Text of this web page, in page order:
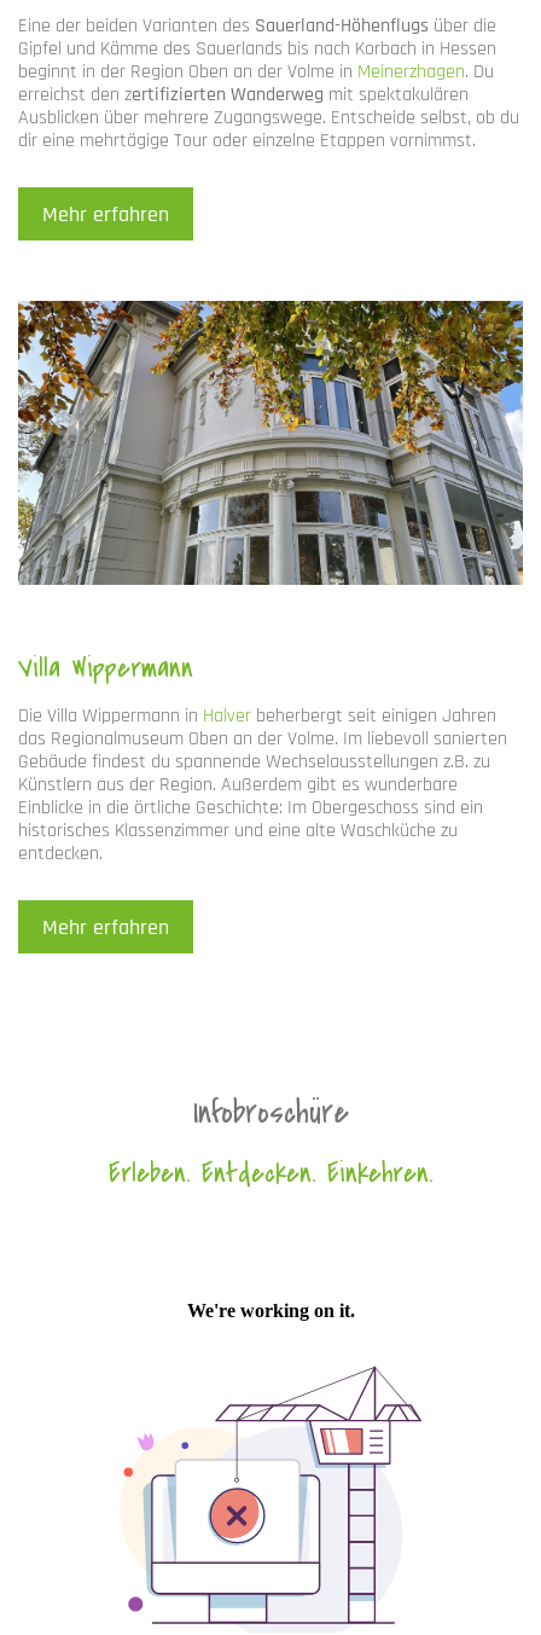
Eine der beiden Varianten des Sauerland-Höhenflugs über die
Gipfel und Kämme des Sauerlands bis nach Korbach in Hessen
beginnt in der Region Oben an der Volme in Meinerzhagen. Du
erreichst den zertifizierten Wanderweg mit spektakulären
Ausblicken über mehrere Zugangswege. Entscheide selbst, ob du
dir eine mehrtägige Tour oder einzelne Etappen vornimmst.
Mehr erfahren
Villa Wippermann
Die Villa Wippermann in Halver beherbergt seit einigen Jahren
das Regionalmuseum Oben an der Volme. Im liebevoll sanierten
Gebäude findest du spannende Wechselausstellungen z.B. zu
Künstlern aus der Region. Außerdem gibt es wunderbare
Einblicke in die örtliche Geschichte: Im Obergeschoss sind ein
historisches Klassenzimmer und eine alte Waschküche zu
entdecken.
Mehr erfahren
Infobroschüre
Erleben. Entdecken. Einkehren.